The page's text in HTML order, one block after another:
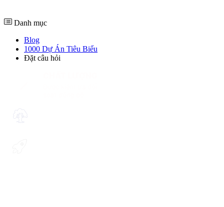
Danh mục
Blog
1000 Dự Án Tiêu Biểu
Đặt câu hỏi